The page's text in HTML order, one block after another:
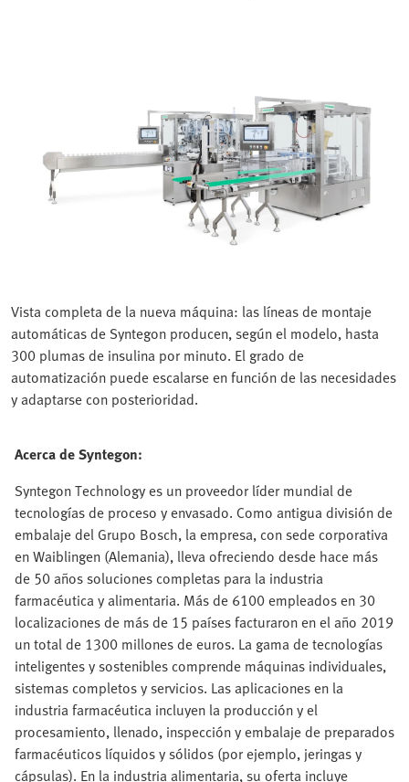
Vista completa de la nueva máquina: las líneas de montaje
automáticas de Syntegon producen, según el modelo, hasta
300 plumas de insulina por minuto. El grado de
automatización puede escalarse en función de las necesidades
y adaptarse con posterioridad.
Acerca de Syntegon:
Syntegon Technology es un proveedor líder mundial de
tecnologías de proceso y envasado. Como antigua división de
embalaje del Grupo Bosch, la empresa, con sede corporativa
en Waiblingen (Alemania), lleva ofreciendo desde hace más
de 50 años soluciones completas para la industria
farmacéutica y alimentaria. Más de 6100 empleados en 30
localizaciones de más de 15 países facturaron en el año 2019
un total de 1300 millones de euros. La gama de tecnologías
inteligentes y sostenibles comprende máquinas individuales,
sistemas completos y servicios. Las aplicaciones en la
industria farmacéutica incluyen la producción y el
procesamiento, llenado, inspección y embalaje de preparados
farmacéuticos líquidos y sólidos (por ejemplo, jeringas y
cápsulas). En la industria alimentaria, su oferta incluye